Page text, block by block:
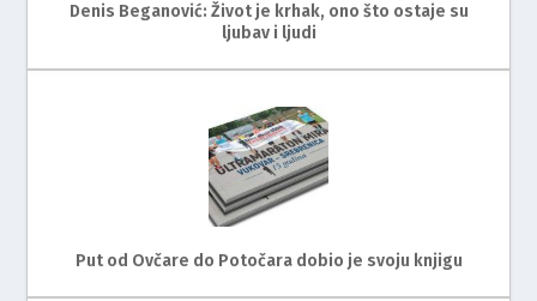
Denis Beganović: Život je krhak, ono što ostaje su
ljubav i ljudi
Put od Ovčare do Potočara dobio je svoju knjigu